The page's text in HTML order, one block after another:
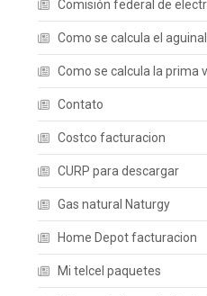
Comisión federal de
Como se calcula el
Como se calcula la prima
Contato
Costco facturacion
CURP para descargar
Gas natural Naturgy
Home Depot facturacion
Mi telcel paquetes